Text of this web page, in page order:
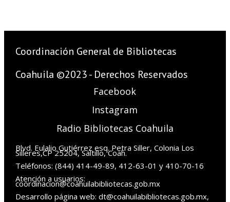
Coordinación General de Bibliotecas
Coahuila ©2023 - Derechos Reservados
Facebook
Instagram
Radio Bibliotecas Coahuila
Blvd. Eulalio Gutiérrez esq. Petra Siller, Colonia Los
Silleres,CP 25204, Saltillo, Coah.
Teléfonos: (844) 414-49-89, 412-63-01 y 410-70-16
Atención a usuarios:
coordinacion@coahuilabibliotecas.gob.mx
Desarrollo página web: dt@coahuilabibliotecas.gob.mx,